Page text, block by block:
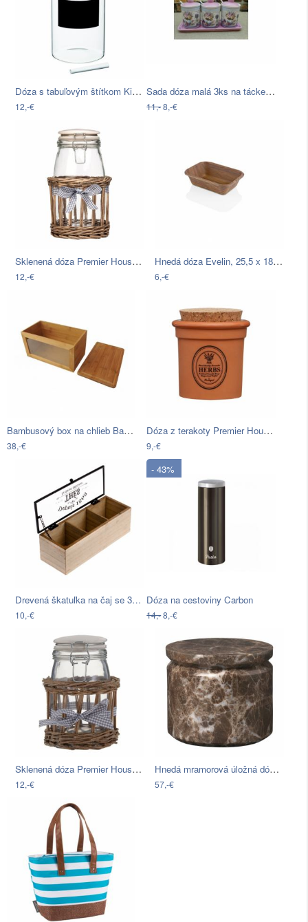
Dóza s tabuľovým štítkom Kitchen Craft…
12,-€
Sada dóza malá 3ks na tácke SW
11,-8,-€
Sklenená dóza Premier Housewares…
12,-€
Hnedá dóza Evelin, 25,5 x 18,5 cm
6,-€
Bambusový box na chlieb Bambum Rebena
38,-€
Dóza z terakoty Premier Housewares…
9,-€
Drevená škatuľka na čaj se 3…
10,-€
- 43%
Dóza na cestoviny Carbon
14,-8,-€
Sklenená dóza Premier Housewares…
12,-€
Hnedá mramorová úložná dóza Blomus…
57,-€